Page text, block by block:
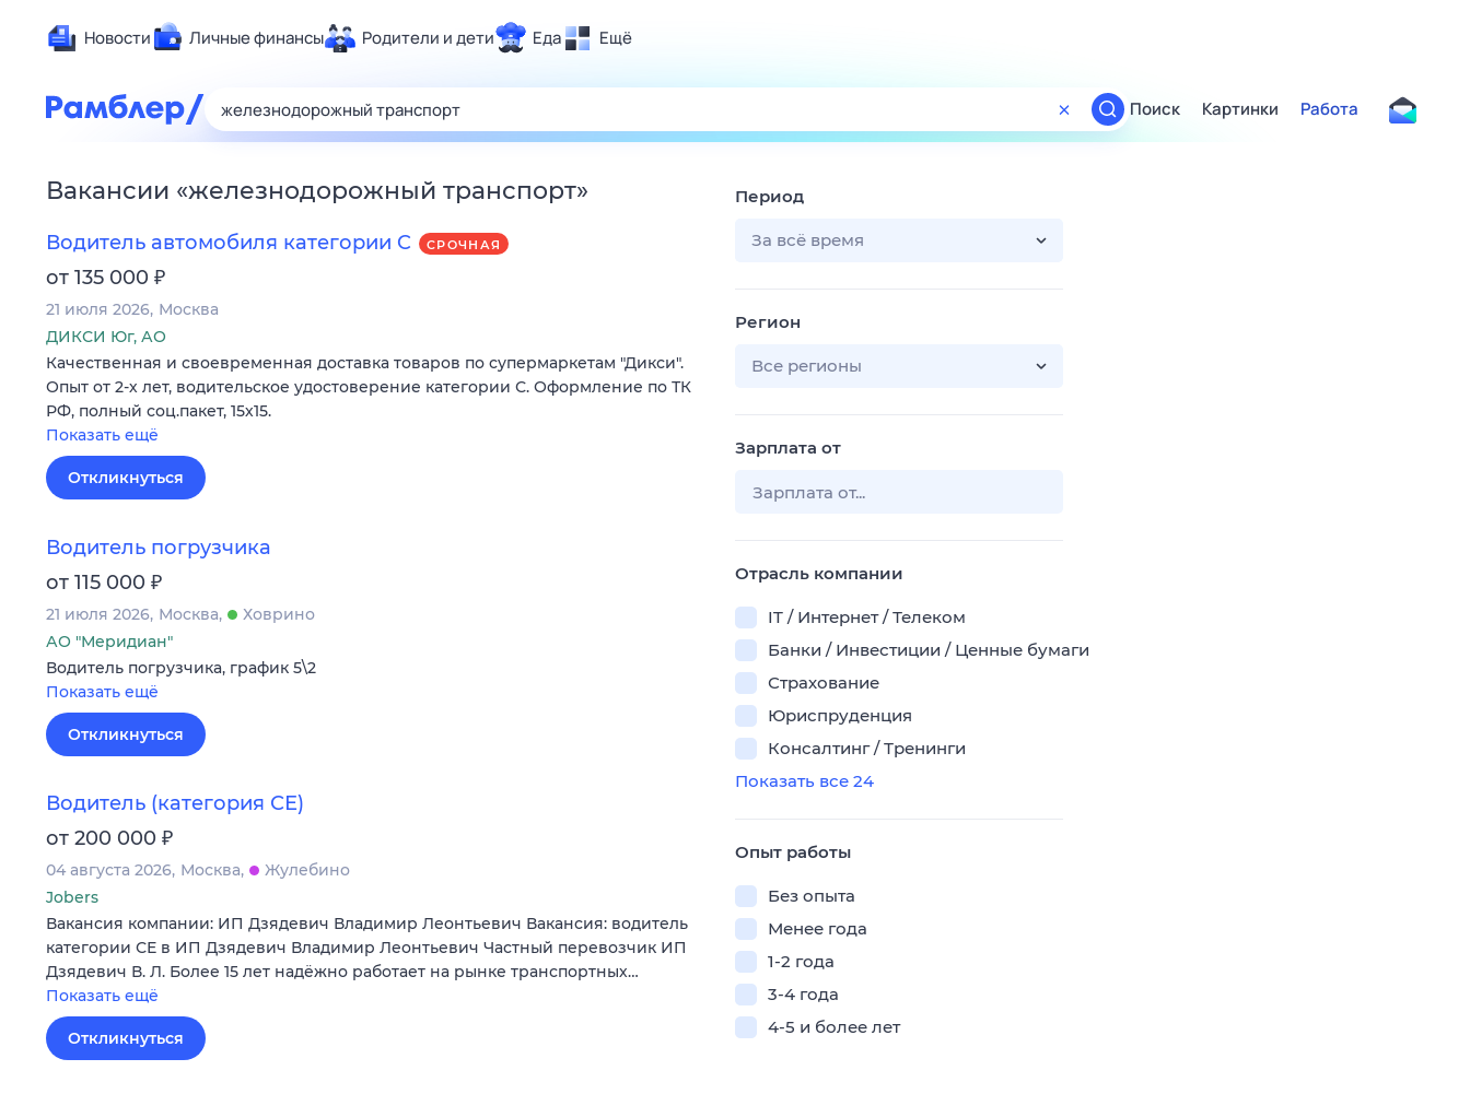
Новости Личные финансы Родители и дети Еда Ещё
Здоровье
Развлечения и отдых
Спорт
Карьера
Сберегаем вместе
Гороскопы
Поиск
ТВ-программа
Поиск Картинки Работа
Вакансии «железнодорожный транспорт»
Водитель автомобиля категории C СРОЧНАЯ
от 135 000 ₽
21 июля 2026 Москва
ДИКСИ Юг, АО
Качественная и своевременная доставка товаров по супермаркетам "Дикси".
Опыт от 2-х лет, водительское удостоверение категории С. Оформление по ТК
РФ, полный соц.пакет, 15х15.
Показать ещё
Откликнуться
Водитель погрузчика
от 115 000 ₽
21 июля 2026 Москва
Ховрино
АО "Меридиан"
Водитель погрузчика, график 5\2
Показать ещё
Откликнуться
Водитель (категория СЕ)
от 200 000 ₽
04 августа 2026 Москва
Жулебино
Jobers
Вакансия компании: ИП Дзядевич Владимир Леонтьевич Вакансия: водитель
категории СЕ в ИП Дзядевич Владимир Леонтьевич Частный перевозчик ИП
Дзядевич В. Л. Более 15 лет надёжно работает на рынке транспортных…
Показать ещё
Откликнуться
Период
За всё время
Регион
Все регионы
Зарплата от
Отрасль компании
IT / Интернет / Телеком
Банки / Инвестиции / Ценные бумаги
Страхование
Юриспруденция
Консалтинг / Тренинги
Показать все 24
Опыт работы
Без опыта
Менее года
1-2 года
3-4 года
4-5 и более лет